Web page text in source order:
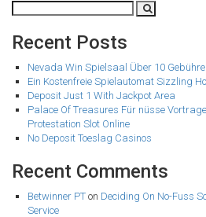
Recent Posts
Nevada Win Spielsaal Über 10
Ein Kostenfreie Spielautomat Sizzling
Deposit Just 1 With Jackpot Area
Palace Of Treasures Für nüsse
Protestation Slot Online
No Deposit Toeslag Casinos
Recent Comments
Betwinner PT on Deciding On No-Fuss
Service